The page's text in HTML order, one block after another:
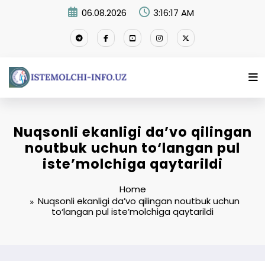
06.08.2026 3:16:18 AM
Nuqsonli ekanligi da’vo qilingan
noutbuk uchun to‘langan pul
iste’molchiga qaytarildi
Home
Nuqsonli ekanligi da’vo qilingan noutbuk uchun
to‘langan pul iste’molchiga qaytarildi